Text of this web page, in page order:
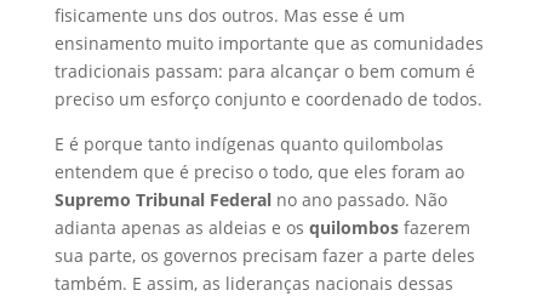
fisicamente uns dos outros. Mas esse é um
ensinamento muito importante que as comunidades
tradicionais passam: para alcançar o bem comum é
preciso um esforço conjunto e coordenado de todos.
E é porque tanto indígenas quanto quilombolas
entendem que é preciso o todo, que eles foram ao
Supremo Tribunal Federalno ano passado. Não
adianta apenas as aldeias e os quilombosfazerem
sua parte, os governos precisam fazer a parte deles
também. E assim, as lideranças nacionais dessas